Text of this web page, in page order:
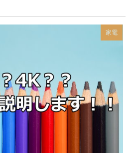
家電